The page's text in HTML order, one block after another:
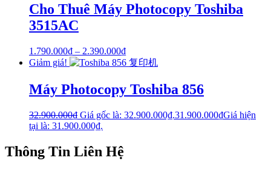
Cho Thuê Máy Photocopy Toshiba
3515AC
1.790.000₫ – 2.390.000₫
Giảm giá!
Máy Photocopy Toshiba 856
32.900.000₫ Giá gốc là: 32.900.000₫.31.900.000₫Giá hiện
tại là: 31.900.000₫.
Thông Tin Liên Hệ